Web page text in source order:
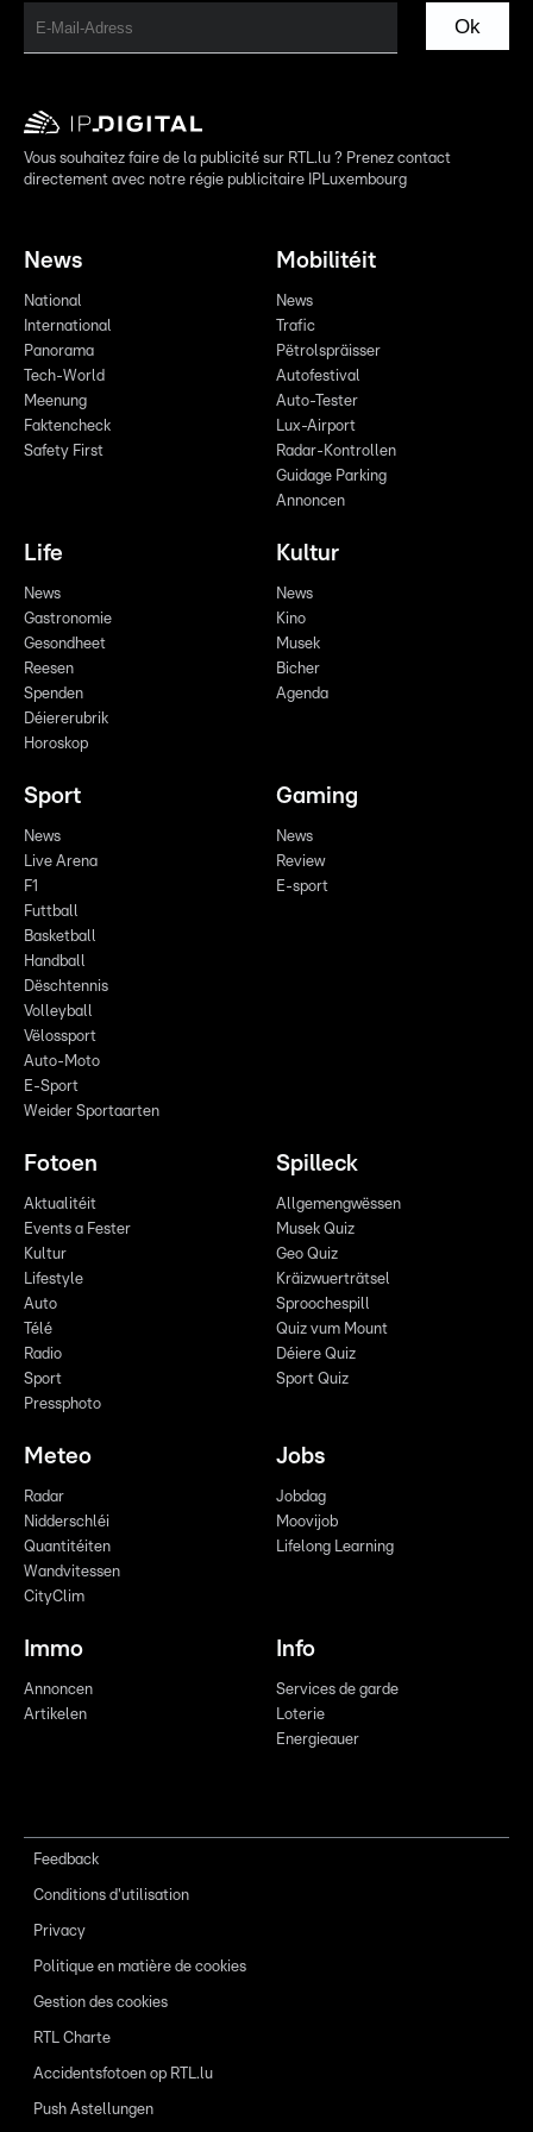
Ok
Vous souhaitez faire de la publicité sur RTL.lu ? Prenez contact
directement avec notre régie publicitaire IPLuxembourg
News
National
International
Panorama
Tech-World
Meenung
Faktencheck
Safety First
Mobilitéit
News
Trafic
Pëtrolspräisser
Autofestival
Auto-Tester
Lux-Airport
Radar-Kontrollen
Guidage Parking
Annoncen
Life
News
Gastronomie
Gesondheet
Reesen
Spenden
Déiererubrik
Horoskop
Kultur
News
Kino
Musek
Bicher
Agenda
Sport
News
Live Arena
F1
Futtball
Basketball
Handball
Dëschtennis
Volleyball
Vëlossport
Auto-Moto
E-Sport
Weider Sportaarten
Gaming
News
Review
E-sport
Fotoen
Aktualitéit
Events a Fester
Kultur
Lifestyle
Auto
Télé
Radio
Sport
Pressphoto
Spilleck
Allgemengwëssen
Musek Quiz
Geo Quiz
Kräizwuerträtsel
Sproochespill
Quiz vum Mount
Déiere Quiz
Sport Quiz
Meteo
Radar
Nidderschléi
Quantitéiten
Wandvitessen
CityClim
Jobs
Jobdag
Moovijob
Lifelong Learning
Immo
Annoncen
Artikelen
Info
Services de garde
Loterie
Energieauer
Feedback
Conditions d'utilisation
Privacy
Politique en matière de cookies
Gestion des cookies
RTL Charte
Accidentsfotoen op RTL.lu
Push Astellungen